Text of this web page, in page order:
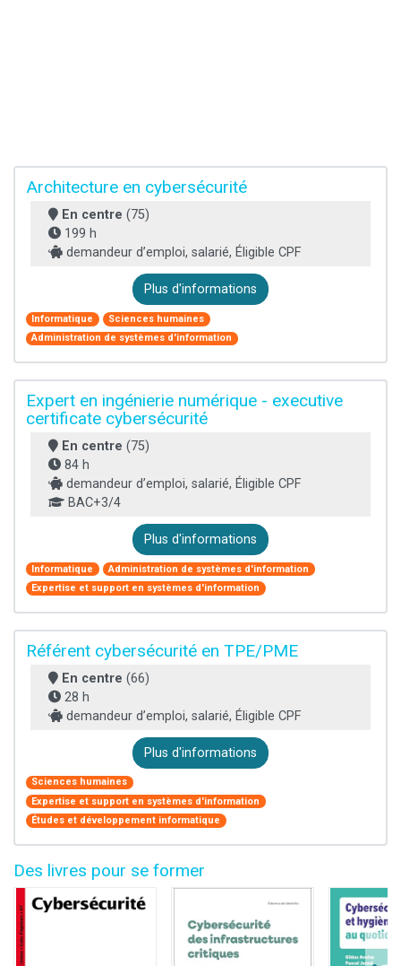
Architecture en cybersécurité
En centre (75)
199 h
demandeur d’emploi, salarié, Éligible CPF
Plus d'informations
Informatique
Sciences humaines
Administration de systèmes d'information
Expert en ingénierie numérique - executive
certificate cybersécurité
En centre (75)
84 h
demandeur d’emploi, salarié, Éligible CPF
BAC+3/4
Plus d'informations
Informatique
Administration de systèmes d'information
Expertise et support en systèmes d'information
Référent cybersécurité en TPE/PME
En centre (66)
28 h
demandeur d’emploi, salarié, Éligible CPF
Plus d'informations
Sciences humaines
Expertise et support en systèmes d'information
Études et développement informatique
Des livres pour se former